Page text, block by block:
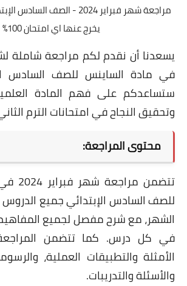
مراجعة شهر فبراير 2024 -
يخرج عنها اي امتحان 100%
في مادة الساينس للصف السادس
ستساعدكم على فهم المادة
وتحقيق النجاح في امتحانات الترم
محتوى المراجعة:
للصف السادس الإبتدائي جميع
الشهر، مع شرح مفصل لجميع المفاهيم
في كل درس. كما تتضمن
الأمثلة والتطبيقات العملية،
والأسئلة والتدريبات.